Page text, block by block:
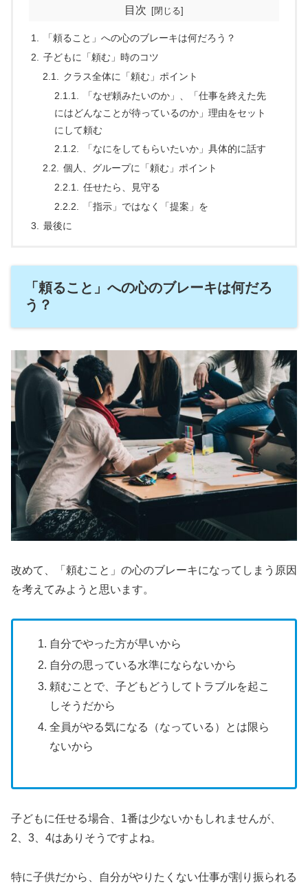
目次
「頼ること」への心のブレーキは何だろう？
子どもに「頼む」時のコツ
クラス全体に「頼む」ポイント
「なぜ頼みたいのか」、「仕事を終えた先
にはどんなことが待っているのか」理由をセット
にして頼む
「なにをしてもらいたいか」具体的に話す
個人、グループに「頼む」ポイント
任せたら、見守る
「指示」ではなく「提案」を
最後に
「頼ること」への心のブレーキは何だろ
う？
改めて、「頼むこと」の心のブレーキになってしまう原因
を考えてみようと思います。
自分でやった方が早いから
自分の思っている水準にならないから
頼むことで、子どもどうしてトラブルを起こ
しそうだから
全員がやる気になる（なっている）とは限ら
ないから
子どもに任せる場合、1番は少ないかもしれませんが、
2、3、4はありそうですよね。
特に子供だから、自分がやりたくない仕事が割り振られる